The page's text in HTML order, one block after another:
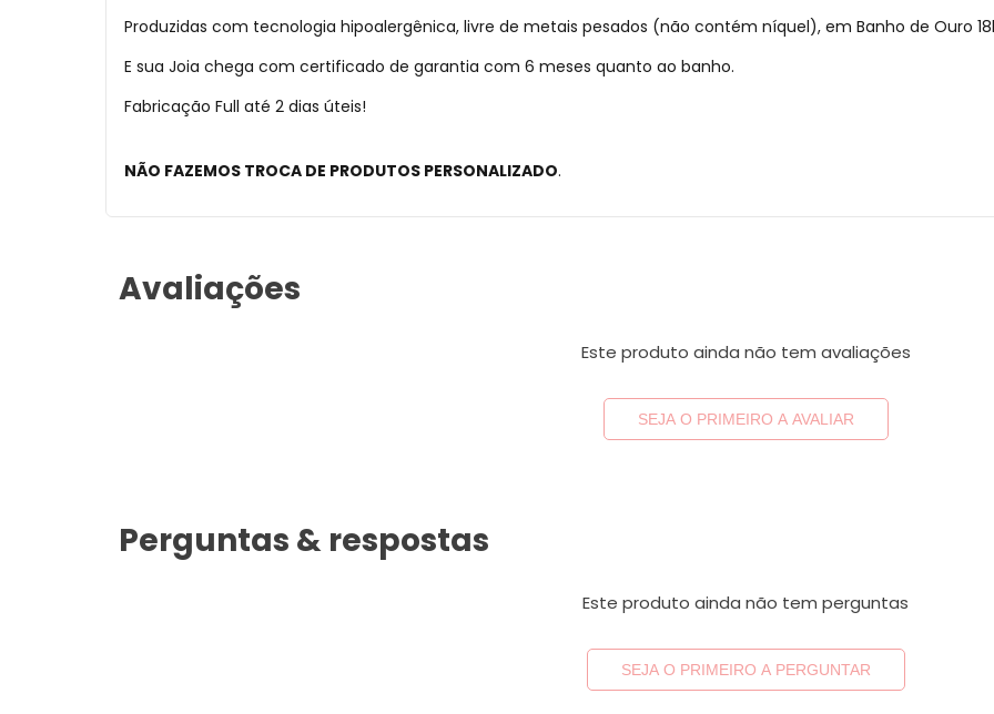
Produzidas com tecnologia hipoalergênica, livre de metais pesados (não contém níquel), em Banho de Ouro
E sua Joia chega com certificado de garantia com 6 meses quanto ao banho.
Fabricação Full até 2 dias úteis!
NÃO FAZEMOS TROCA DE PRODUTOS PERSONALIZADO.
Avaliações
Este produto ainda não tem avaliações
SEJA O PRIMEIRO A AVALIAR
Perguntas & respostas
Este produto ainda não tem perguntas
SEJA O PRIMEIRO A PERGUNTAR